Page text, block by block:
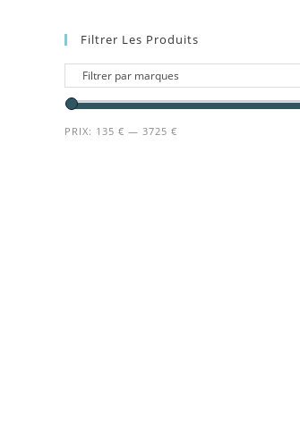
Filtrer Les Produits
PRIX: 135 € — 3725 €